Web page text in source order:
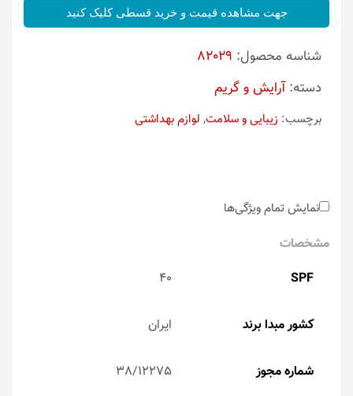
جهت مشاهده قیمت و خرید قسطی کلیک کنید
شناسه محصول: 82029
دسته:آرایش و گریم
برچسب: زیبایی و سلامت, لوازم بهداشتی
نمایش تمام ویژگی‌ها
مشخصات
SPF
40
کشور مبدا برند ایران
شماره مجوز 38/12275